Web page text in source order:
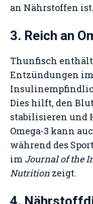
an Nährstoffen ist.
3. Reich an
Thunfisch enthält
Entzündungen
Dies hilft, den
stabilisieren und
Omega-3 kann
während des
im Journal of the
Nutrition zeigt.
4.